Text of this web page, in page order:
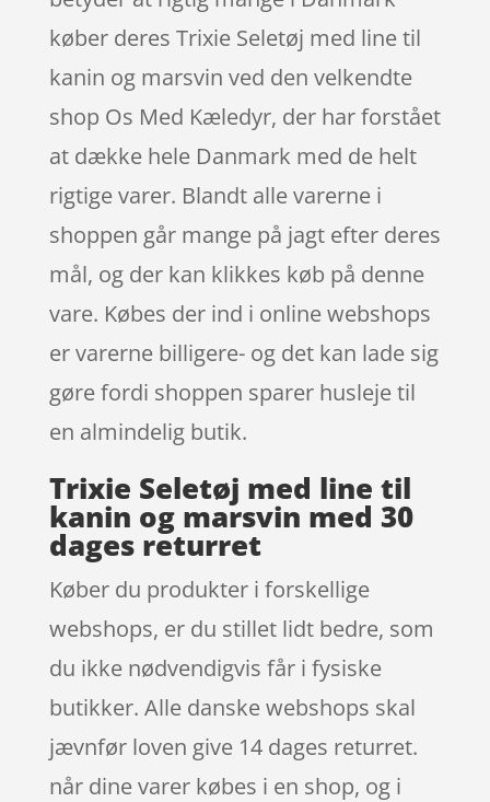
køber deres Trixie Seletøj med line til
kanin og marsvin ved den velkendte
shop Os Med Kæledyr, der har forstået
at dække hele Danmark med de helt
rigtige varer. Blandt alle varerne i
shoppen går mange på jagt efter deres
mål, og der kan klikkes køb på denne
vare. Købes der ind i online webshops
er varerne billigere- og det kan lade sig
gøre fordi shoppen sparer husleje til
en almindelig butik.
Trixie Seletøj med line til
kanin og marsvin med 30
dages returret
Køber du produkter i forskellige
webshops, er du stillet lidt bedre, som
du ikke nødvendigvis får i fysiske
butikker. Alle danske webshops skal
jævnfør loven give 14 dages returret.
når dine varer købes i en shop, og i